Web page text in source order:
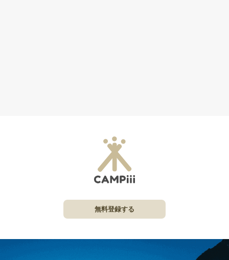
無料登録する